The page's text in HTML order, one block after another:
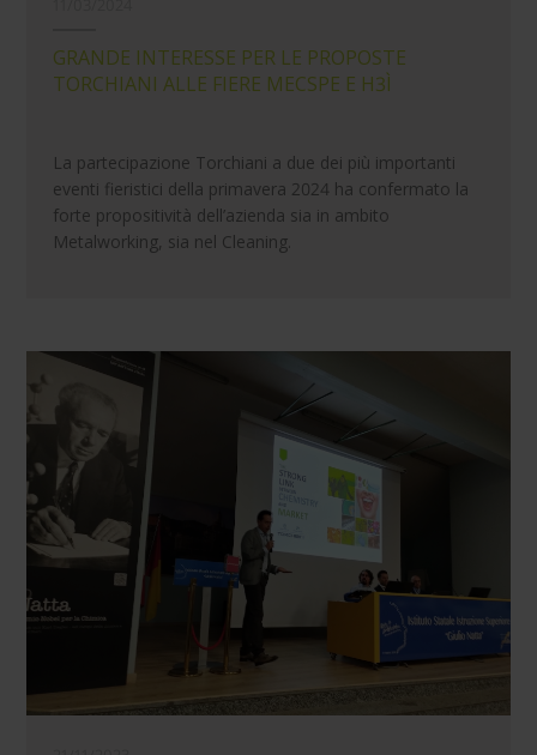
GRANDE INTERESSE PER LE PROPOSTE
TORCHIANI ALLE FIERE MECSPE E H3Ì
La partecipazione Torchiani a due dei più importanti
eventi fieristici della primavera 2024 ha confermato la
forte propositività dell’azienda sia in ambito
Metalworking, sia nel Cleaning.